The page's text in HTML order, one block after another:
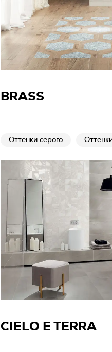
BRASS
Оттенки серого
CIELO E TERRA